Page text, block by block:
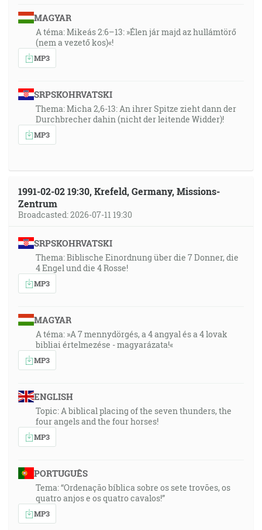
MAGYAR
A téma: Mikeás 2:6–13: »Élen jár majd az hullámtörő
(nem a vezető kos)«!
MP3
SRPSKOHRVATSKI
Thema: Micha 2,6-13: An ihrer Spitze zieht dann der
Durchbrecher dahin (nicht der leitende Widder)!
MP3
1991-02-02 19:30, Krefeld, Germany, Missions-
Zentrum
Broadcasted: 2026-07-11 19:30
SRPSKOHRVATSKI
Thema: Biblische Einordnung über die 7 Donner, die
4 Engel und die 4 Rosse!
MP3
MAGYAR
A téma: »A 7 mennydörgés, a 4 angyal és a 4 lovak
bibliai értelmezése - magyarázata!«
MP3
ENGLISH
Topic: A biblical placing of the seven thunders, the
four angels and the four horses!
MP3
PORTUGUÊS
Tema: “Ordenação bíblica sobre os sete trovões, os
quatro anjos e os quatro cavalos!”
MP3